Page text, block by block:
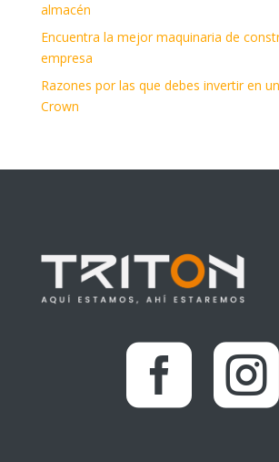
almacén
Encuentra la mejor maquinaria de
empresa
Razones por las que debes invertir en
Crown
 